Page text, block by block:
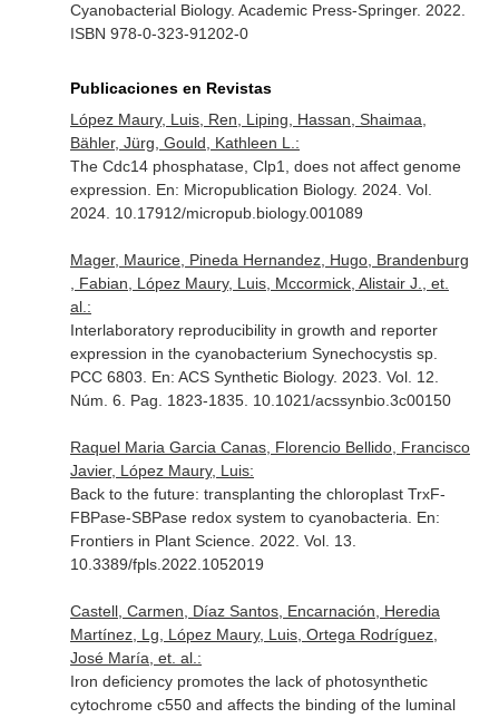
Cyanobacterial Biology. Academic Press-Springer. 2022.
ISBN 978-0-323-91202-0
Publicaciones en Revistas
López Maury, Luis, Ren, Liping, Hassan, Shaimaa,
Bähler, Jürg, Gould, Kathleen L.:
The Cdc14 phosphatase, Clp1, does not affect genome
expression. En: Micropublication Biology. 2024. Vol.
2024. 10.17912/micropub.biology.001089
Mager, Maurice, Pineda Hernandez, Hugo, Brandenburg
, Fabian, López Maury, Luis, Mccormick, Alistair J., et.
al.:
Interlaboratory reproducibility in growth and reporter
expression in the cyanobacterium Synechocystis sp.
PCC 6803. En: ACS Synthetic Biology. 2023. Vol. 12.
Núm. 6. Pag. 1823-1835. 10.1021/acssynbio.3c00150
Raquel Maria Garcia Canas, Florencio Bellido, Francisco
Javier, López Maury, Luis:
Back to the future: transplanting the chloroplast TrxF-
FBPase-SBPase redox system to cyanobacteria. En:
Frontiers in Plant Science. 2022. Vol. 13.
10.3389/fpls.2022.1052019
Castell, Carmen, Díaz Santos, Encarnación, Heredia
Martínez, Lg, López Maury, Luis, Ortega Rodríguez,
José María, et. al.:
Iron deficiency promotes the lack of photosynthetic
cytochrome c550 and affects the binding of the luminal